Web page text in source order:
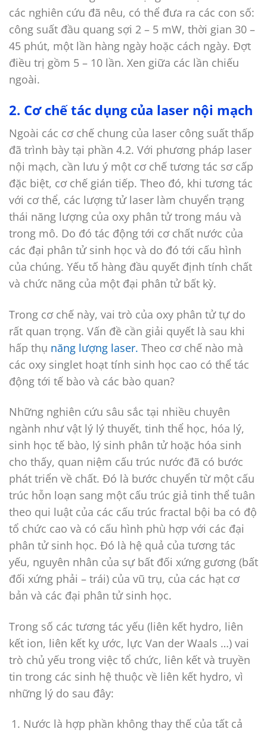
các nghiên cứu đã nêu, có thể đưa ra các con số:
công suất đầu quang sợi 2 – 5 mW, thời gian 30 –
45 phút, một lần hàng ngày hoặc cách ngày. Đợt
điều trị gồm 5 – 10 lần. Xen giữa các lần chiếu
ngoài.
2. Cơ chế tác dụng của laser nội mạch
Ngoài các cơ chế chung của laser công suất thấp
đã trình bày tại phần 4.2. Với phương pháp laser
nội mạch, cần lưu ý một cơ chế tương tác sơ cấp
đặc biệt, cơ chế gián tiếp. Theo đó, khi tương tác
với cơ thể, các lượng tử laser làm chuyển trạng
thái năng lượng của oxy phân tử trong máu và
trong mô. Do đó tác động tới cơ chất nước của
các đại phân tử sinh học và do đó tới cấu hình
của chúng. Yếu tố hàng đầu quyết định tính chất
và chức năng của một đại phân tử bất kỳ.
Trong cơ chế này, vai trò của oxy phân tử tự do
rất quan trọng. Vấn đề cần giải quyết là sau khi
hấp thụ năng lượng laser. Theo cơ chế nào mà
các oxy singlet hoạt tính sinh học cao có thể tác
động tới tế bào và các bào quan?
Những nghiên cứu sâu sắc tại nhiều chuyên
ngành như vật lý lý thuyết, tinh thể học, hóa lý,
sinh học tế bào, lý sinh phân tử hoặc hóa sinh
cho thấy, quan niệm cấu trúc nước đã có bước
phát triển về chất. Đó là bước chuyển từ một cấu
trúc hỗn loạn sang một cấu trúc giả tinh thể tuân
theo qui luật của các cấu trúc fractal bội ba có độ
tổ chức cao và có cấu hình phù hợp với các đại
phân tử sinh học. Đó là hệ quả của tương tác
yếu, nguyên nhân của sự bất đối xứng gương (bất
đối xứng phải – trái) của vũ trụ, của các hạt cơ
bản và các đại phân tử sinh học.
Trong số các tương tác yếu (liên kết hydro, liên
kết ion, liên kết kỵ ước, lực Van der Waals …) vai
trò chủ yếu trong việc tổ chức, liên kết và truyền
tin trong các sinh hệ thuộc về liên kết hydro, vì
những lý do sau đây:
Nước là hợp phần không thay thế của tất cả